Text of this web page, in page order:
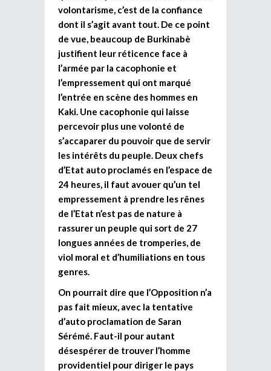
volontarisme, c’est de la confiance
dont il s’agit avant tout. De ce point
de vue, beaucoup de Burkinabè
justifient leur réticence face à
l’armée par la cacophonie et
l’empressement qui ont marqué
l’entrée en scène des hommes en
Kaki. Une cacophonie qui laisse
percevoir plus une volonté de
s’accaparer du pouvoir que de servir
les intérêts du peuple. Deux chefs
d’Etat auto proclamés en l’espace de
24 heures, il faut avouer qu’un tel
empressement à prendre les rênes
de l’Etat n’est pas de nature à
rassurer un peuple qui sort de 27
longues années de tromperies, de
viol moral et d’humiliations en tous
genres.
On pourrait dire que l’Opposition n’a
pas fait mieux, avec la tentative
d’auto proclamation de Saran
Sérémé. Faut-il pour autant
désespérer de trouver l’homme
providentiel pour diriger le pays